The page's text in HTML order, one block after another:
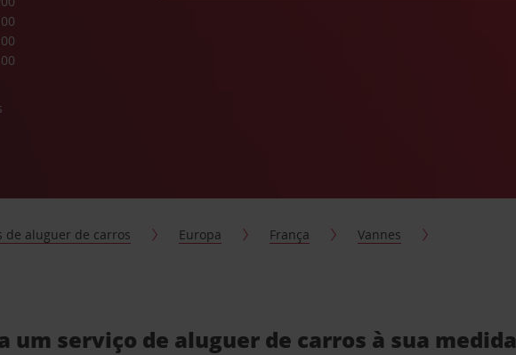
de aluguer de carros Europa França
Vannes
serviço de aluguer de carros à sua medida